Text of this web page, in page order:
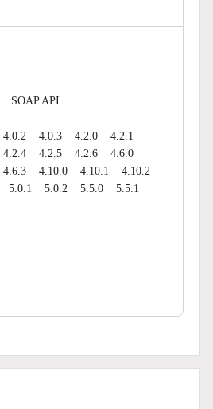
SOAP API
4.0.2 4.0.3 4.2.0
4.2.1
4.2.4 4.2.5 4.2.6
4.6.0
4.6.3 4.10.0 4.10.1
4.10.2
5.0.1 5.0.2 5.5.0
5.5.1